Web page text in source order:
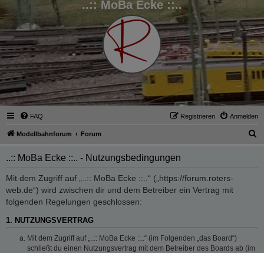
..:: MoBa Ecke ::..
FAQ Anmelden
Registrieren
Modellbahnforum Forum
..:: MoBa Ecke ::.. - Nutzungsbedingungen
Mit dem Zugriff auf „..:: MoBa Ecke ::..“ („https://forum.roters-
web.de“) wird zwischen dir und dem Betreiber ein Vertrag mit
folgenden Regelungen geschlossen:
1. NUTZUNGSVERTRAG
Mit dem Zugriff auf „..:: MoBa Ecke ::..“ (im Folgenden „das Board“)
schließt du einen Nutzungsvertrag mit dem Betreiber des Boards ab (im